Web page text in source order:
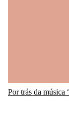
Por trás da música